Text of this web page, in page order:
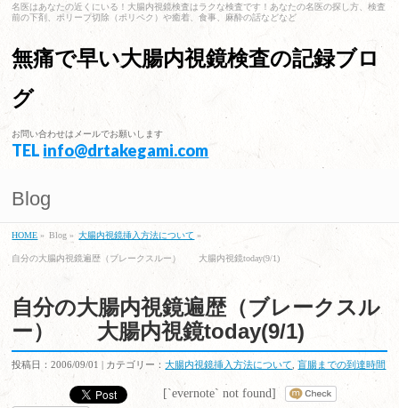
名医はあなたの近くにいる！大腸内視鏡検査はラクな検査です！あなたの名医の探し方、検査
前の下剤、ポリープ切除（ポリペク）や癒着、食事、麻酔の話などなど
無痛で早い大腸内視鏡検査の記録ブロ
グ
お問い合わせはメールでお願いします
TEL info@drtakegami.com
Blog
HOME » Blog » 大腸内視鏡挿入方法について »
自分の大腸内視鏡遍歴（ブレークスルー） 大腸内視鏡today(9/1)
自分の大腸内視鏡遍歴（ブレークスル
ー） 大腸内視鏡today(9/1)
投稿日：2006/09/01 | カテゴリー：大腸内視鏡挿入方法について ,盲腸までの到達時間
[`evernote` not found]